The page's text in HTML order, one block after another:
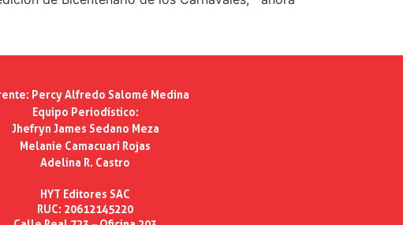
Percy Alfredo Salomé Medina
Equipo Periodístico:
Jhefryn James Sedano Meza
Melanie Camacuari Rojas
Adelina R. Castro
HYT Editores SAC
RUC: 20612145220